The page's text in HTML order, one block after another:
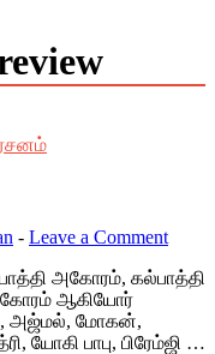
- Leave a Comment
அகோரம், கல்பாத்தி
ஆகியோர்
அஜ்மல், மோகன்,
யோகி பாபு, பிரேம்ஜி …